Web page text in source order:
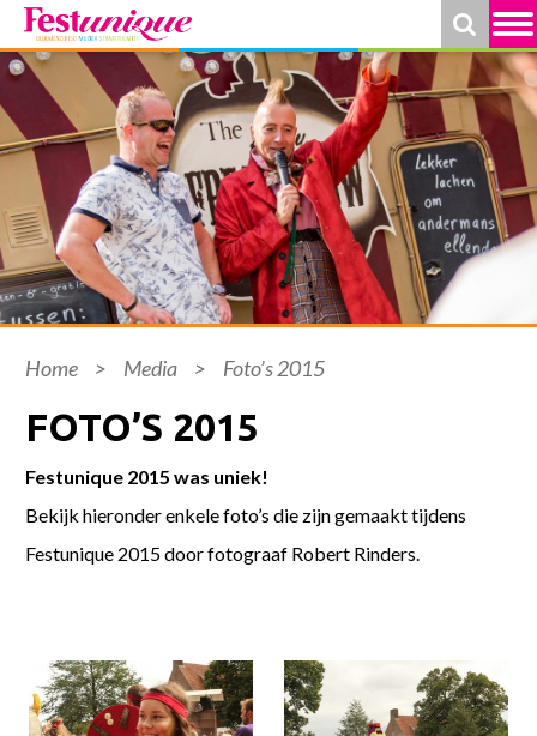
Home > Media > Foto’s 2015
FOTO’S 2015
Festunique 2015 was uniek!
Bekijk hieronder enkele foto’s die zijn gemaakt tijdens
Festunique 2015 door fotograaf Robert Rinders.